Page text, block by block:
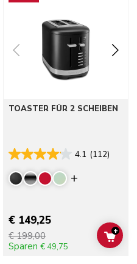
TO CART
TOASTER FÜR 2 SCHEIBEN
4.1 (112)
Display
€ 149,25
€ 199,00
Sparen € 49,75
ADD
+